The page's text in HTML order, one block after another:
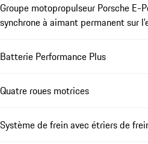
Groupe motopropulseur Porsche E-
synchrone à aimant permanent sur
Batterie Performance Plus
Quatre roues motrices
Système de frein avec étriers de